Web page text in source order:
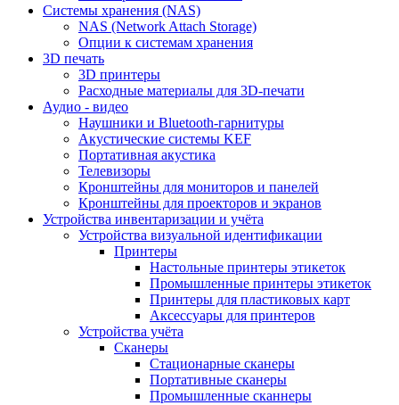
Cистемы хранения (NAS)
NAS (Network Attach Storage)
Опции к системам хранения
3D печать
3D принтеры
Расходные материалы для 3D-печати
Аудио - видео
Наушники и Bluetooth-гарнитуры
Акустические системы KEF
Портативная акустика
Телевизоры
Кронштейны для мониторов и панелей
Кронштейны для проекторов и экранов
Устройства инвентаризации и учёта
Устройства визуальной идентификации
Принтеры
Настольные принтеры этикеток
Промышленные принтеры этикеток
Принтеры для пластиковых карт
Аксессуары для принтеров
Устройства учёта
Сканеры
Стационарные сканеры
Портативные сканеры
Промышленные сканнеры